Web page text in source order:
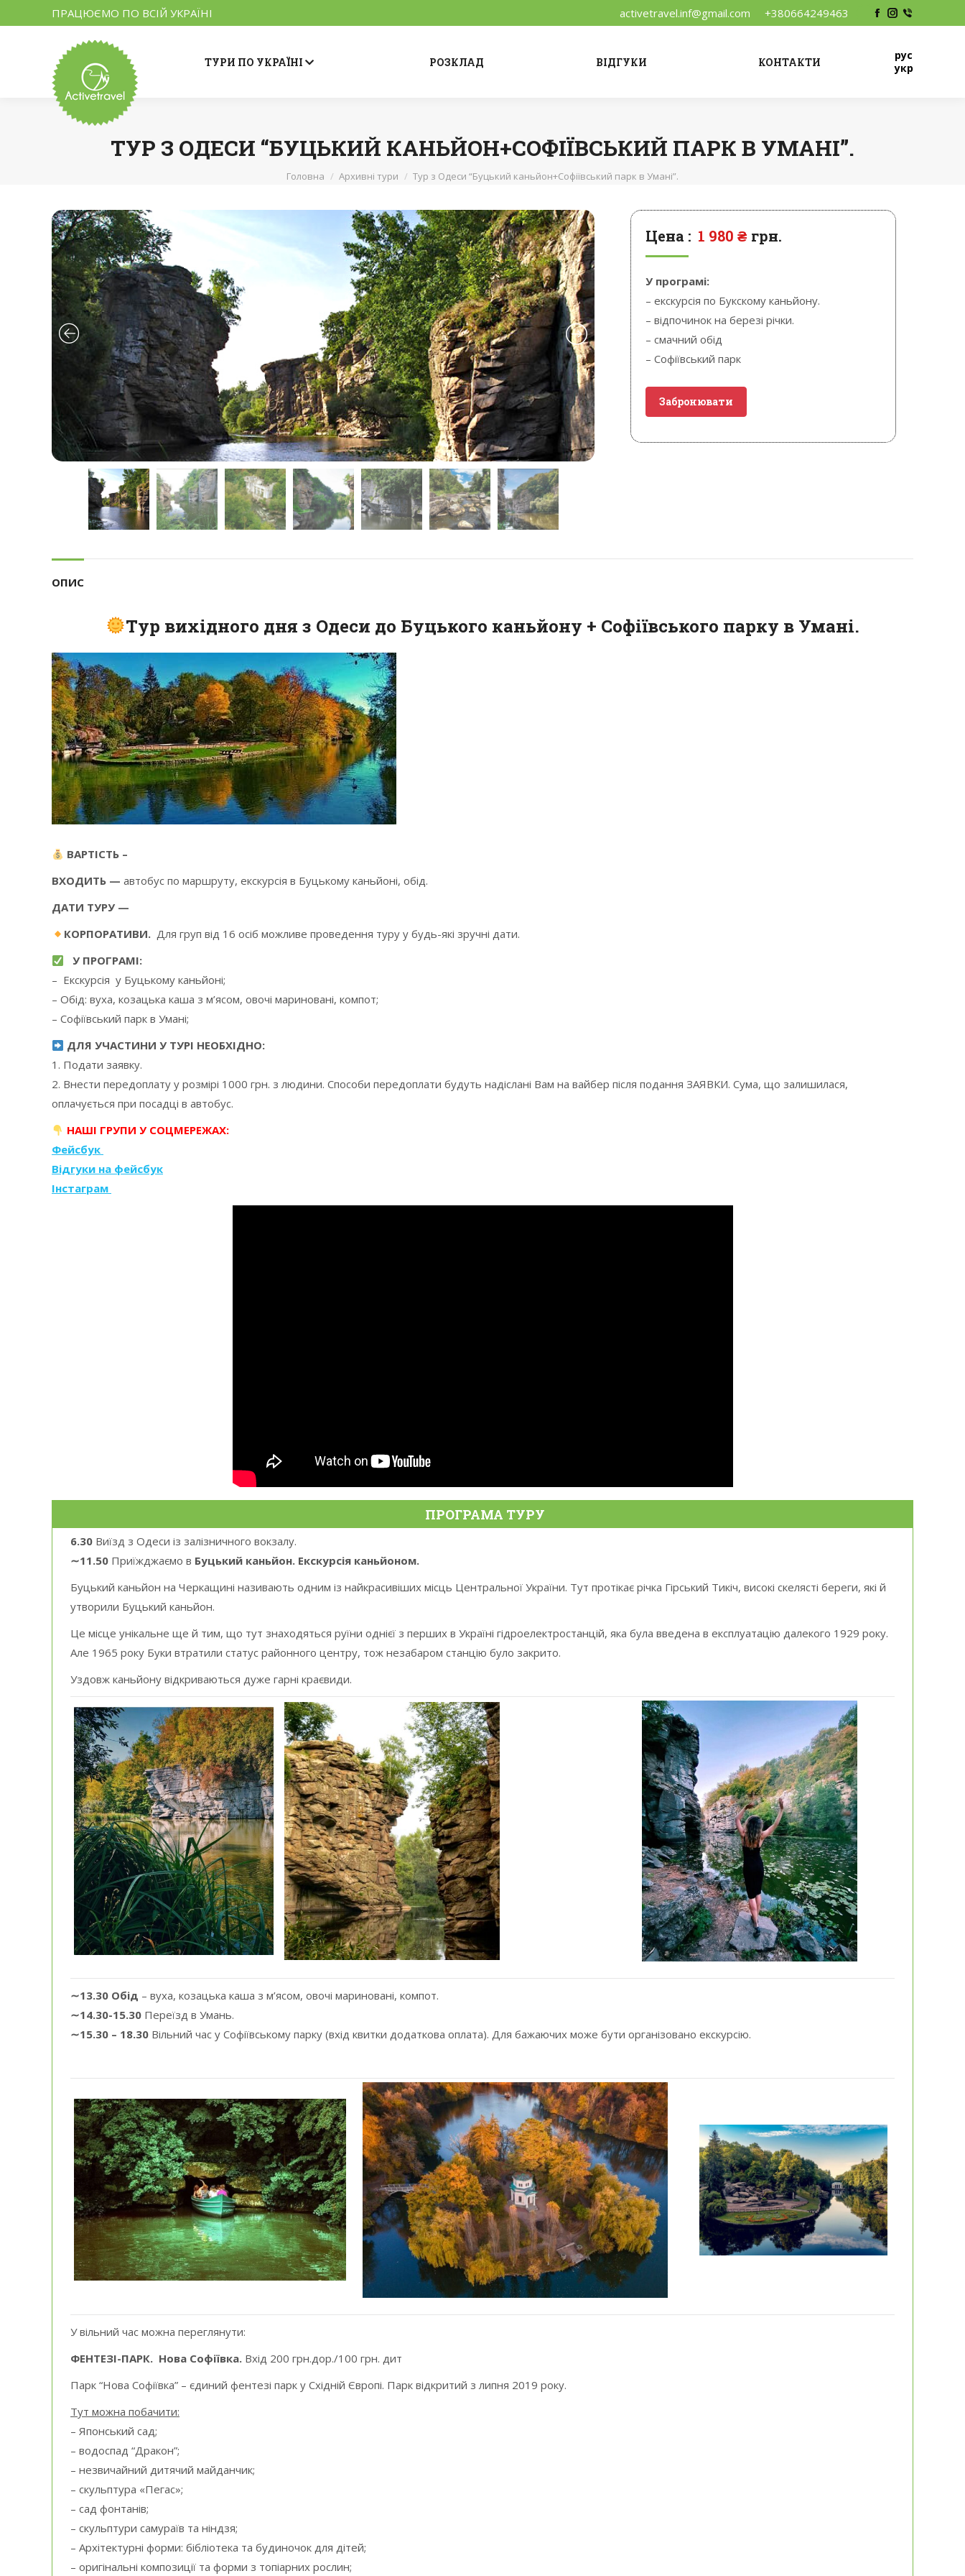
ПРАЦЮЄМО ПО ВСІЙ УКРАЇНІ activetravel.inf@gmail.com +380664249463 Facebook
Instagram
Viber
ТУРИ ПО УКРАЇНІ РОЗКЛАД ВІДГУКИ КОНТАКТИ
рус
укр
ТУР З ОДЕСИ “БУЦЬКИЙ КАНЬЙОН+СОФІЇВСЬКИЙ ПАРК В УМАНІ”.
Головна Архивні тури Тур з Одеси “Буцький каньйон+Софіївський парк в Умані”.
Цена : 1 980 ₴ грн.
У програмі:
– екскурсія по Букскому каньйону.
– відпочинок на березі річки.
– смачний обід
– Софіївський парк
Забронювати
ОПИС
Тур вихідного дня з Одеси до Буцького каньйону + Софіївського парку в Умані.
ВАРТІСТЬ –
ВХОДИТЬ — автобус по маршруту, екскурсія в Буцькому каньйоні, обід.
ДАТИ ТУРУ —
КОРПОРАТИВИ.Для груп від 16 осіб можливе проведення туру у будь-які зручні дати.
У ПРОГРАМІ:
– Екскурсія у Буцькому каньйоні;
– Обід: вуха, козацька каша з м’ясом, овочі мариновані, компот;
– Софіївський парк в Умані;
ДЛЯ УЧАСТИНИ У ТУРІ НЕОБХІДНО:
1. Подати заявку.
2. Внести передоплату у розмірі 1000 грн. з людини. Способи передоплати будуть надіслані Вам на вайбер після подання ЗАЯВКИ. Сума, що залишилася,
оплачується при посадці в автобус.
НАШІ ГРУПИ У СОЦМЕРЕЖАХ:
Фейсбук
Відгуки на фейсбук
Інстаграм
ПРОГРАМА ТУРУ
6.30 Виїзд з Одеси із залізничного вокзалу.
∼11.50 Приїжджаємо в Буцький каньйон. Екскурсія каньйоном.
Буцький каньйон на Черкащині називають одним із найкрасивіших місць Центральної України. Тут протікає річка Гірський Тикіч, високі скелясті береги, які й
утворили Буцький каньйон.
Це місце унікальне ще й тим, що тут знаходяться руїни однієї з перших в Україні гідроелектростанцій, яка була введена в експлуатацію далекого 1929 року.
Але 1965 року Буки втратили статус районного центру, тож незабаром станцію було закрито.
Уздовж каньйону відкриваються дуже гарні краєвиди.
∼13.30 Обід – вуха, козацька каша з м’ясом, овочі мариновані, компот.
∼14.30-15.30 Переїзд в Умань.
∼15.30 – 18.30 Вільний час у Софіївському парку (вхід квитки додаткова оплата). Для бажаючих може бути організовано екскурсію.
У вільний час можна переглянути:
ФЕНТЕЗІ-ПАРК. Нова Софіївка. Вхід 200 грн.дор./100 грн. дит
Парк “Нова Софіївка” – єдиний фентезі парк у Східній Європі. Парк відкритий з липня 2019 року.
Тут можна побачити:
– Японський сад;
– водоспад “Дракон”;
– незвичайний дитячий майданчик;
– скульптура «Пегас»;
– сад фонтанів;
– скульптури самураїв та ніндзя;
– Архітектурні форми: бібліотека та будиночок для дітей;
– оригінальні композиції та форми з топіарних рослин;